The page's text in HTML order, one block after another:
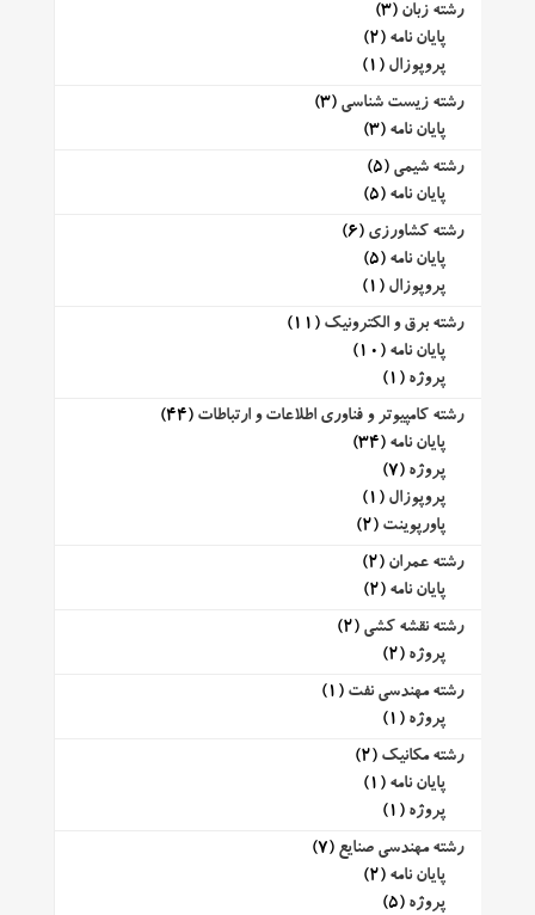
رشته زبان (3)
پایان نامه (2)
پروپوزال (1)
رشته زیست شناسی (3)
پایان نامه (3)
رشته شیمی (5)
پایان نامه (5)
رشته کشاورزی (6)
پایان نامه (5)
پروپوزال (1)
رشته برق و الکترونیک (11)
پایان نامه (10)
پروژه (1)
رشته کامپیوتر و فناوری اطلاعات و ارتباطات (44)
پایان نامه (34)
پروژه (7)
پروپوزال (1)
پاورپوینت (2)
رشته عمران (2)
پایان نامه (2)
رشته نقشه کشی (2)
پروژه (2)
رشته مهندسی نفت (1)
پروژه (1)
رشته مکانیک (2)
پایان نامه (1)
پروژه (1)
رشته مهندسی صنایع (7)
پایان نامه (2)
پروژه (5)